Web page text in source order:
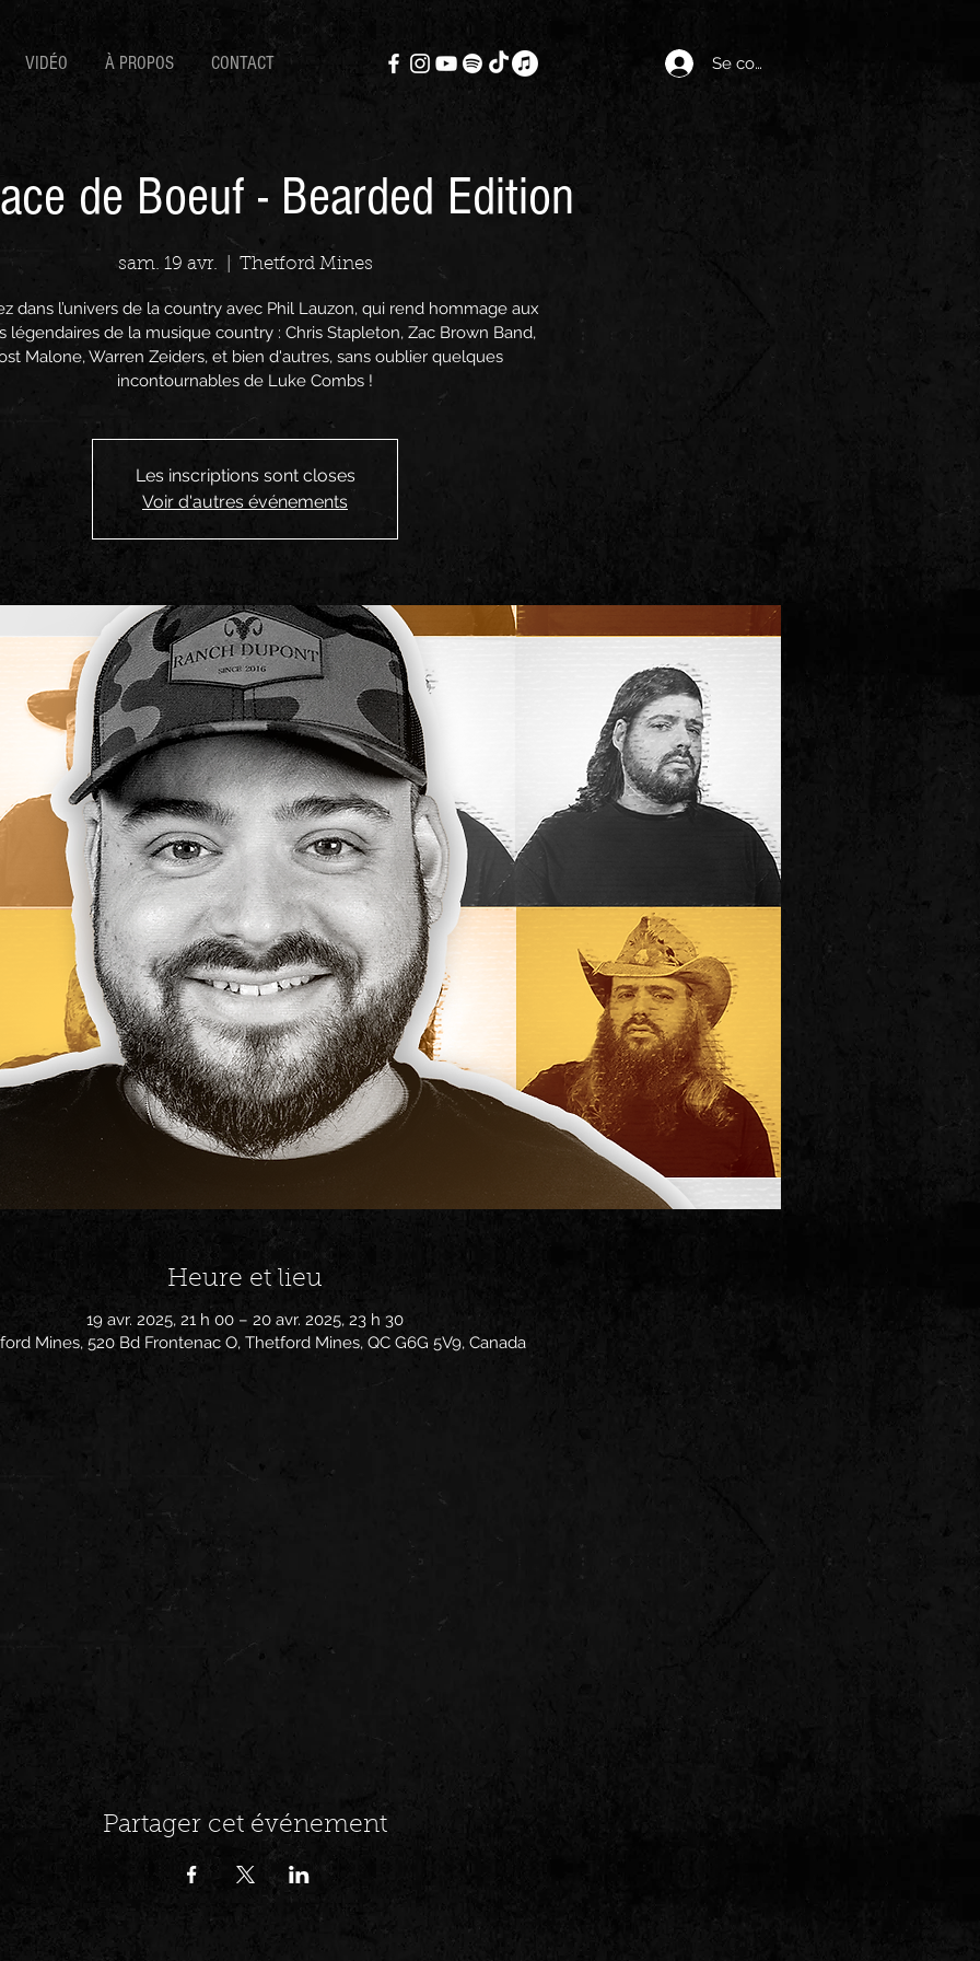
VIDÉO À PROPOS CONTACT Se connecter
de Boeuf - Bearded Edition
sam. 19 avr. Thetford Mines
dans l’univers de la country avec Phil Lauzon, qui rend hommage aux
légendaires de la musique country : Chris Stapleton, Zac Brown Band,
Malone, Warren Zeiders, et bien d'autres, sans oublier quelques
incontournables de Luke Combs !
Les inscriptions sont closes
Voir d'autres événements
Heure et lieu
19 avr. 2025, 21 h 00 – 20 avr. 2025, 23 h 30
Mines, 520 Bd Frontenac O, Thetford Mines, QC G6G 5V9, Canada
Partager cet événement